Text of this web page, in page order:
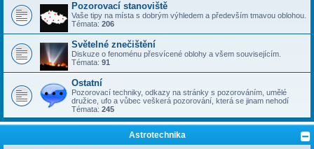
Pozorovací stanoviště
Vaše tipy na místa s dobrým výhledem a především tmavou oblohou.
Témata: 206
Světelné znečištění
Diskuze o fenoménu přesvícené oblohy a všem souvisejícím.
Témata: 91
Ostatní
Pozorovací techniky, odkazy na stránky s pozorováním, umělé
družice, ufo a vůbec veškerá pozorování, která se jinam nehodí
Témata: 245
Astrotechnika